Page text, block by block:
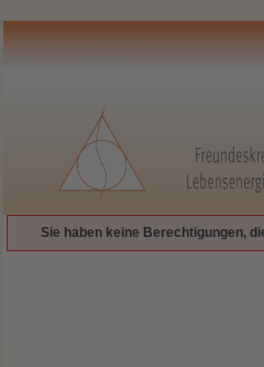
Sie haben keine Berechtigungen,